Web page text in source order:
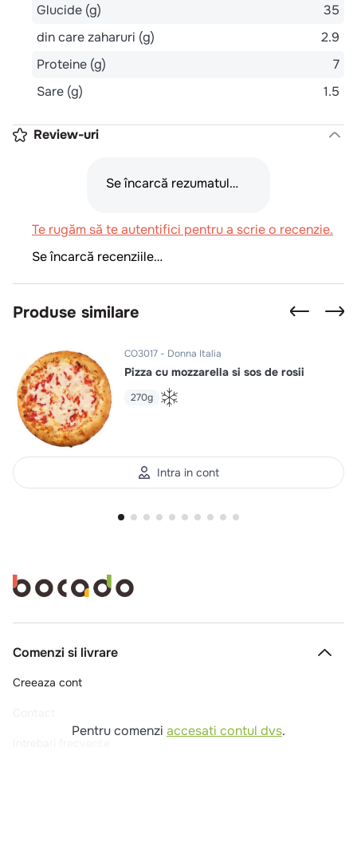
Pentru comenzi accesati contul dvs.
Glucide (g)
35
din care zaharuri (g)
2.9
Proteine (g)
7
Sare (g)
1.5
Review-uri
Se încarcă rezumatul…
Te rugăm să te autentifici pentru a scrie o recenzie.
Se încarcă recenziile…
Produse similare
CO3017 Donna Italia
Pizza cu mozzarella si sos de rosii
270g
Intra in cont
Comenzi si livrare
Creeaza cont